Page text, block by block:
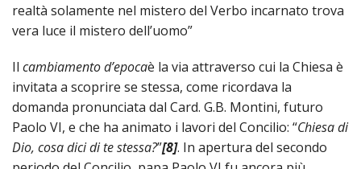
realtà solamente nel mistero del Verbo incarnato trova
vera luce il mistero dell’uomo”
Il cambiamento d’epocaè la via attraverso cui la Chiesa è
invitata a scoprire se stessa, come ricordava la
domanda pronunciata dal Card. G.B. Montini, futuro
Paolo VI, e che ha animato i lavori del Concilio: “Chiesa di
Dio, cosa dici di te stessa?”[8]. In apertura del secondo